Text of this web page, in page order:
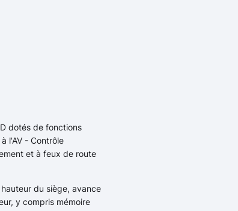
dotés de fonctions
l'AV - Contrôle
et à feux de route
du siège, avance
y compris mémoire